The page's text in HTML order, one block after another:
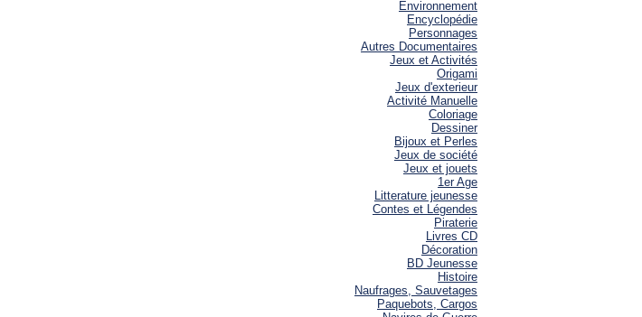
Environnement
Encyclopédie
Personnages
Autres Documentaires
Jeux et Activités
Origami
Jeux d'exterieur
Activité Manuelle
Coloriage
Dessiner
Bijoux et Perles
Jeux de société
Jeux et jouets
1er Age
Litterature jeunesse
Contes et Légendes
Piraterie
Livres CD
Décoration
BD Jeunesse
Histoire
Naufrages, Sauvetages
Paquebots, Cargos